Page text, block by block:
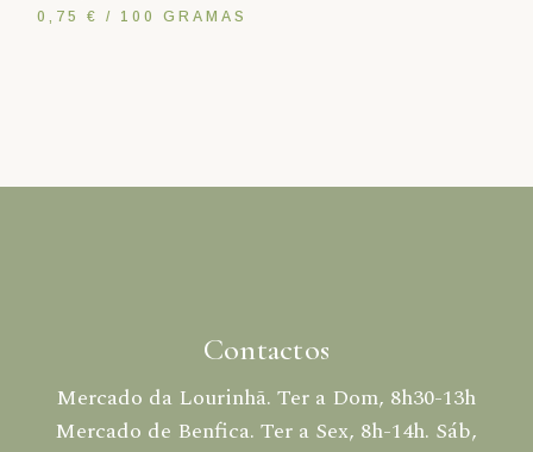
0,75 € / 100 GRAMAS
Contactos
Mercado da Lourinhã. Ter a Dom, 8h30-13h
Mercado de Benfica. Ter a Sex, 8h-14h. Sáb,